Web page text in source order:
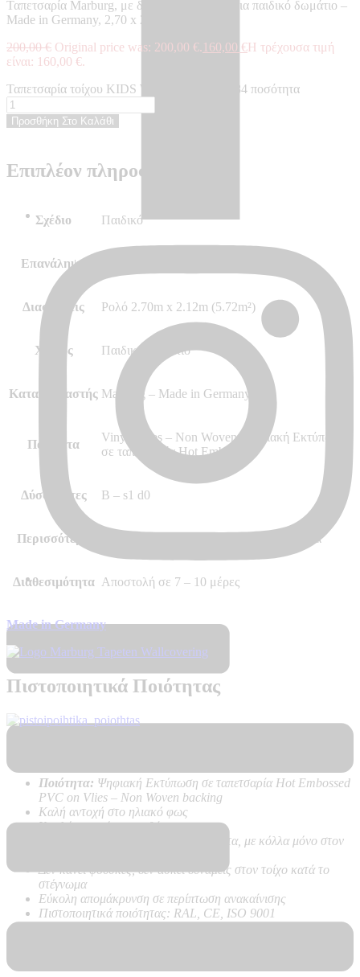
Ταπετσαρία Marburg, με δέντρα και ζωάκια για παιδικό δωμάτιο –
Made in Germany, 2,70 x 2,12 m
200,00€ Original price was: 200,00 €. 160,00 €Η τρέχουσα τιμή
είναι: 160,00 €.
Ταπετσαρία τοίχου KIDS WALLS - KW45884 ποσότητα
Προσθήκη Στο Καλάθι
Επιπλέον πληροφορίες
Σχέδιο Παιδικό
Επανάληψη
Διαστάσεις Ρολό 2.70m x 2.12m (5.72m²)
Χώρος Παιδικό Δωμάτιο
Κατασκευαστής Marburg – Made in Germany
Ποιότητα
Vinyl, Vlies – Non Woven, Ψηφιακή Εκτύπωση
σε ταπετσαρία Hot Embossed
Δύσφλεκτες B – s1 d0
Περισσότερα Ψηφιακή Εκτύπωση/Θεματική Ταπετσαρία
Διαθεσιμότητα Αποστολή σε 7 – 10 μέρες
Made in Germany
Πιστοποιητικά Ποιότητας
Ποιότητα: Ψηφιακή Εκτύπωση σε ταπετσαρία Hot Embossed
PVC on Vlies – Non Woven backing
Καλή αντοχή στο ηλιακό φως
Υψηλή αντοχή στο καθάρισμα
Εύκολη τοποθέτηση χωρίς προβλήματα, με κόλλα μόνο στον
Δεν κάνει φούσκες, δεν ασκεί δυνάμεις στον τοίχο κατά το
στέγνωμα
Εύκολη απομάκρυνση σε περίπτωση ανακαίνισης
Πιστοποιητικά ποιότητας: RAL, CE, ISO 9001